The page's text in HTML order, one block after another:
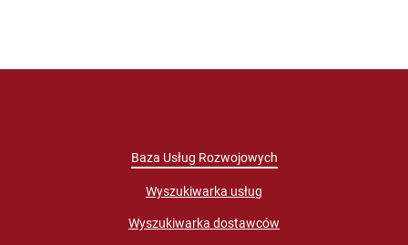
Baza Usług Rozwojowych
Wyszukiwarka usług
Wyszukiwarka dostawców